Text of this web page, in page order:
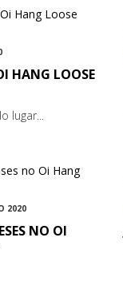
HANG LOOSE
lugar...
2020
NO OI